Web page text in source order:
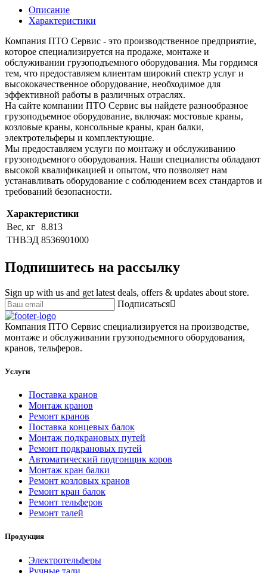
Описание
Характеристики
Компания ПТО Сервис - это производственное предприятие,
которое специализируется на продаже, монтаже и
обслуживании грузоподъемного оборудования. Мы гордимся
тем, что предоставляем клиентам широкий спектр услуг и
высококачественное оборудование, необходимое для
эффективной работы в различных отраслях.
На сайте компании ПТО Сервис вы найдете разнообразное
грузоподъемное оборудование, включая: мостовые краны,
козловые краны, консольные краны, кран балки,
электротельферы и комплектующие.
Мы предоставляем услуги по монтажу и обслуживанию
грузоподъемного оборудования. Наши специалисты обладают
высокой квалификацией и опытом, что позволяет нам
устанавливать оборудование с соблюдением всех стандартов и
требований безопасности.
Характеристики
Вес, кг 8.813
ТНВЭД 8536901000
Подпишитесь на рассылку
Sign up with us and get latest deals, offers & updates about store.
Подписаться
Компания ПТО Сервис специализируется на производстве,
монтаже и обслуживании грузоподъемного оборудования,
кранов, тельферов.
Услуги
Поставка кранов
Монтаж кранов
Ремонт кранов
Поставка концевых балок
Монтаж подкрановых путей
Ремонт подкрановых путей
Автоматический подгонщик коров
Монтаж кран балки
Ремонт козловых кранов
Ремонт кран балок
Ремонт тельферов
Ремонт талей
Продукция
Электротельферы
Ручные тали